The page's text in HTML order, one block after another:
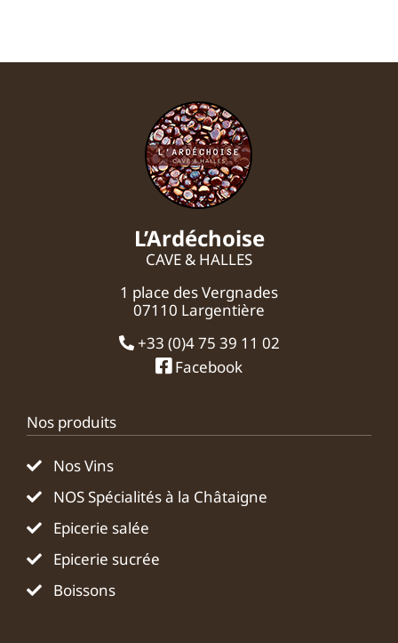
L’Ardéchoise
CAVE & HALLES
1 place des Vergnades
07110 Largentière
+33 (0)4 75 39 11 02
Facebook
Nos produits
Nos Vins
NOS Spécialités à la Châtaigne
Epicerie salée
Epicerie sucrée
Boissons